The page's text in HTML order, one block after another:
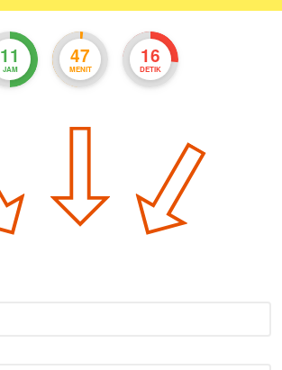
11
JAM
47
MENIT
15
DETIK